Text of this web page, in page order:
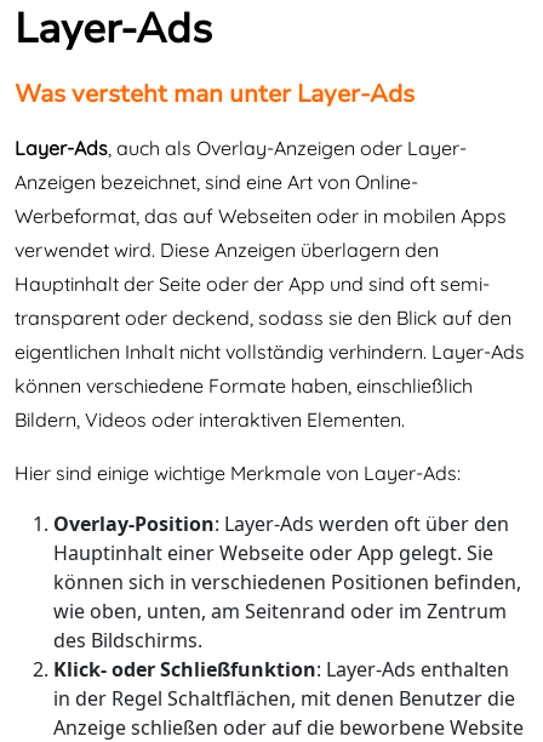
Layer-Ads
Was versteht man unter Layer-Ads
Layer-Ads, auch als Overlay-Anzeigen oder Layer-
Anzeigen bezeichnet, sind eine Art von Online-
Werbeformat, das auf Webseiten oder in mobilen Apps
verwendet wird. Diese Anzeigen überlagern den
Hauptinhalt der Seite oder der App und sind oft semi-
transparent oder deckend, sodass sie den Blick auf den
eigentlichen Inhalt nicht vollständig verhindern. Layer-Ads
können verschiedene Formate haben, einschließlich
Bildern, Videos oder interaktiven Elementen.
Hier sind einige wichtige Merkmale von Layer-Ads:
Overlay-Position: Layer-Ads werden oft über den
Hauptinhalt einer Webseite oder App gelegt. Sie
können sich in verschiedenen Positionen befinden,
wie oben, unten, am Seitenrand oder im Zentrum
des Bildschirms.
Klick- oder Schließfunktion: Layer-Ads enthalten
in der Regel Schaltflächen, mit denen Benutzer die
Anzeige schließen oder auf die beworbene Website